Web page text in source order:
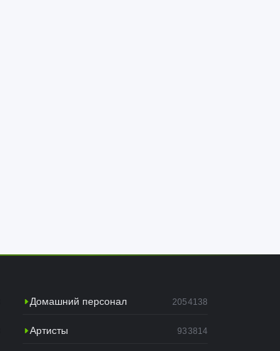
Домашний персонал 2054138
Артисты 933814